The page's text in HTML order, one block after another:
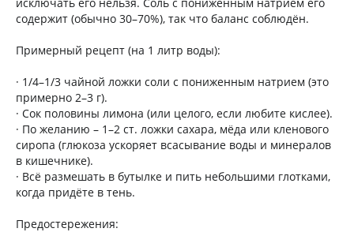
содержит (обычно 30–70%), так что баланс соблюдён.
Примерный рецепт (на 1 литр воды):
· 1/4–1/3 чайной ложки соли с пониженным натрием (это
примерно 2–3 г).
· Сок половины лимона (или целого, если любите кислее).
· По желанию – 1–2 ст. ложки сахара, мёда или кленового
сиропа (глюкоза ускоряет всасывание воды и минералов
в кишечнике).
· Всё размешать в бутылке и пить небольшими глотками,
когда придёте в тень.
Предостережения: